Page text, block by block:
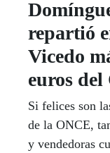
repartió
Vicedo
euros del
Si felices son
de la ONCE,
y vendedoras